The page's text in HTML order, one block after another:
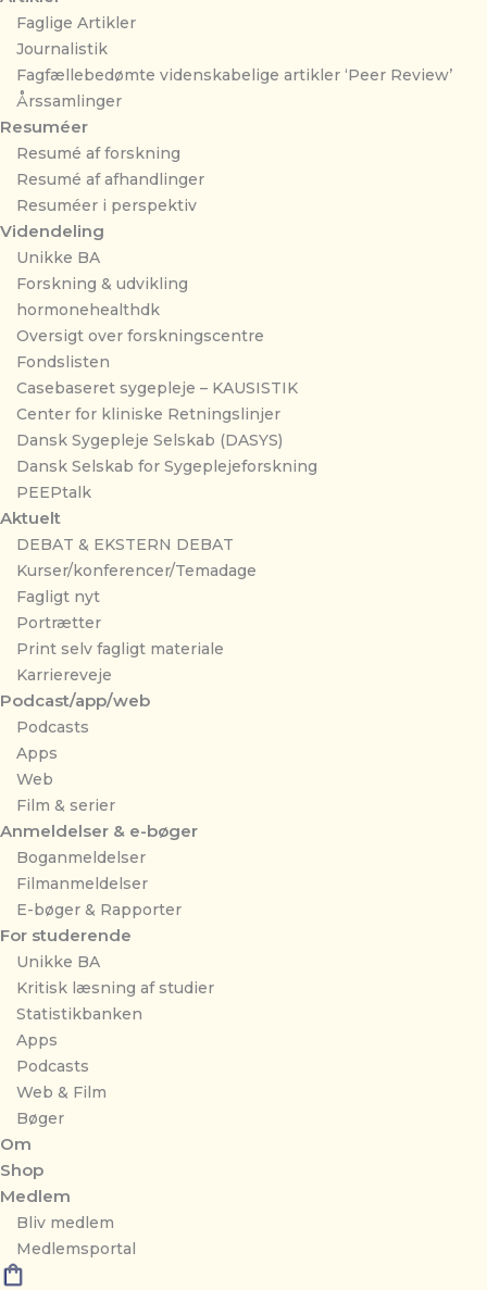
Faglige Artikler
Journalistik
Fagfællebedømte videnskabelige artikler ‘Peer Review’
Årssamlinger
Resuméer
Resumé af forskning
Resumé af afhandlinger
Resuméer i perspektiv
Videndeling
Unikke BA
Forskning & udvikling
hormonehealthdk
Oversigt over forskningscentre
Fondslisten
Casebaseret sygepleje – KAUSISTIK
Center for kliniske Retningslinjer
Dansk Sygepleje Selskab (DASYS)
Dansk Selskab for Sygeplejeforskning
PEEPtalk
Aktuelt
DEBAT & EKSTERN DEBAT
Kurser/konferencer/Temadage
Fagligt nyt
Portrætter
Print selv fagligt materiale
Karriereveje
Podcast/app/web
Podcasts
Apps
Web
Film & serier
Anmeldelser & e-bøger
Boganmeldelser
Filmanmeldelser
E-bøger & Rapporter
For studerende
Unikke BA
Kritisk læsning af studier
Statistikbanken
Apps
Podcasts
Web & Film
Bøger
Om
Shop
Medlem
Bliv medlem
Medlemsportal